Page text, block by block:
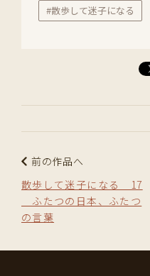
#散歩して迷子になる
前の作品へ
散歩して迷子になる 17
ふたつの日本、ふたつ
の言葉